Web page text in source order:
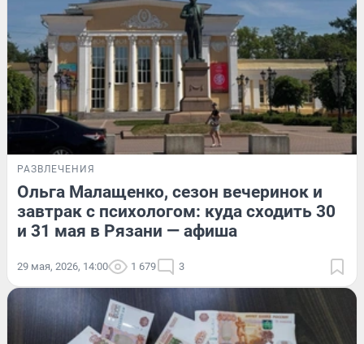
РАЗВЛЕЧЕНИЯ
Ольга Малащенко, сезон вечеринок и
завтрак с психологом: куда сходить 30
и 31 мая в Рязани — афиша
29 мая, 2026, 14:00 1 679 3